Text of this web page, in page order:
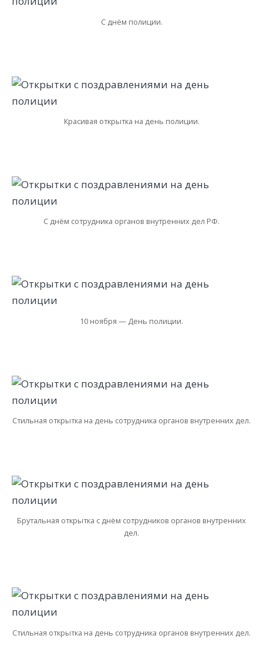
С днём полиции.
Красивая открытка на день полиции.
С днём сотрудника органов внутренних дел РФ.
10 ноября — День полиции.
Стильная открытка на день сотрудника органов внутренних дел.
Брутальная открытка с днём сотрудников органов внутренних
дел.
Стильная открытка на день сотрудника органов внутренних дел.